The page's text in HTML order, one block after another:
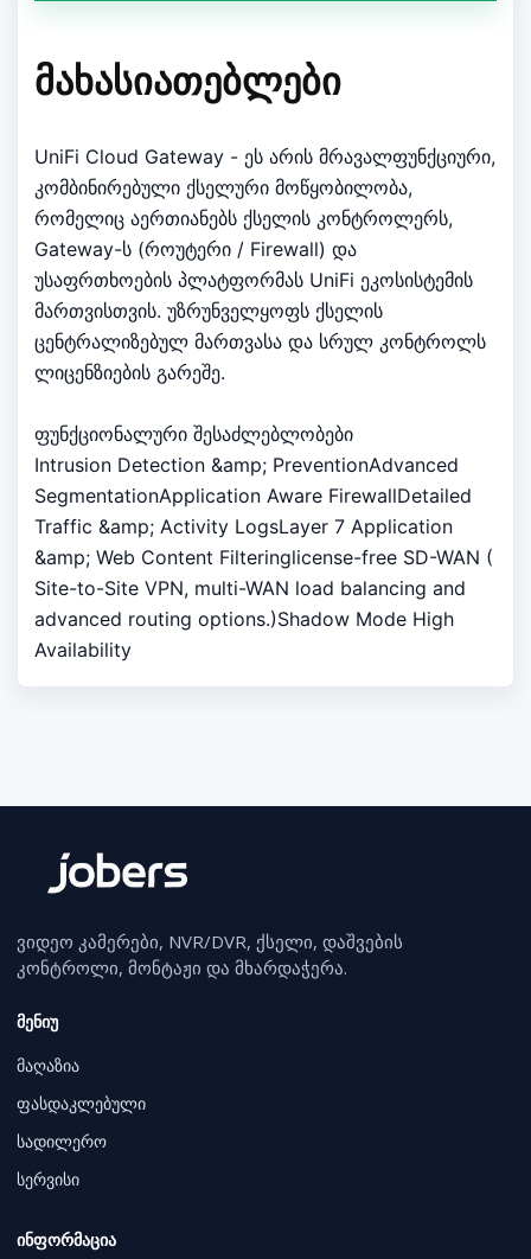
ᲛᲐᲮᲐᲡᲘᲐᲗᲔᲑᲚᲔᲑᲘ
UniFi Cloud Gateway - ეს არის მრავალფუნქციური,
კომბინირებული ქსელური მოწყობილობა,
რომელიც აერთიანებს ქსელის კონტროლერს,
Gateway-ს (როუტერი / Firewall) და
უსაფრთხოების პლატფორმას UniFi ეკოსისტემის
მართვისთვის. უზრუნველყოფს ქსელის
ცენტრალიზებულ მართვასა და სრულ კონტროლს
ლიცენზიების გარეშე.
ფუნქციონალური შესაძლებლობები
Intrusion Detection &amp; PreventionAdvanced
SegmentationApplication Aware FirewallDetailed
Traffic &amp; Activity LogsLayer 7 Application
&amp; Web Content Filteringlicense-free SD-WAN (
Site-to-Site VPN, multi-WAN load balancing and
advanced routing options.)Shadow Mode High
Availability
ვიდეო კამერები, NVR/DVR, ქსელი, დაშვების
კონტროლი, მონტაჟი და მხარდაჭერა.
მენიუ
მაღაზია
ფასდაკლებული
სადილერო
სერვისი
ინფორმაცია